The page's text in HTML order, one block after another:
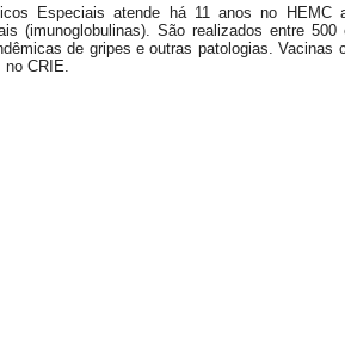
Especiais atende há 11 anos no HEMC
(imunoglobulinas). São realizados entre
de gripes e outras patologias. Vacinas
no CRIE.